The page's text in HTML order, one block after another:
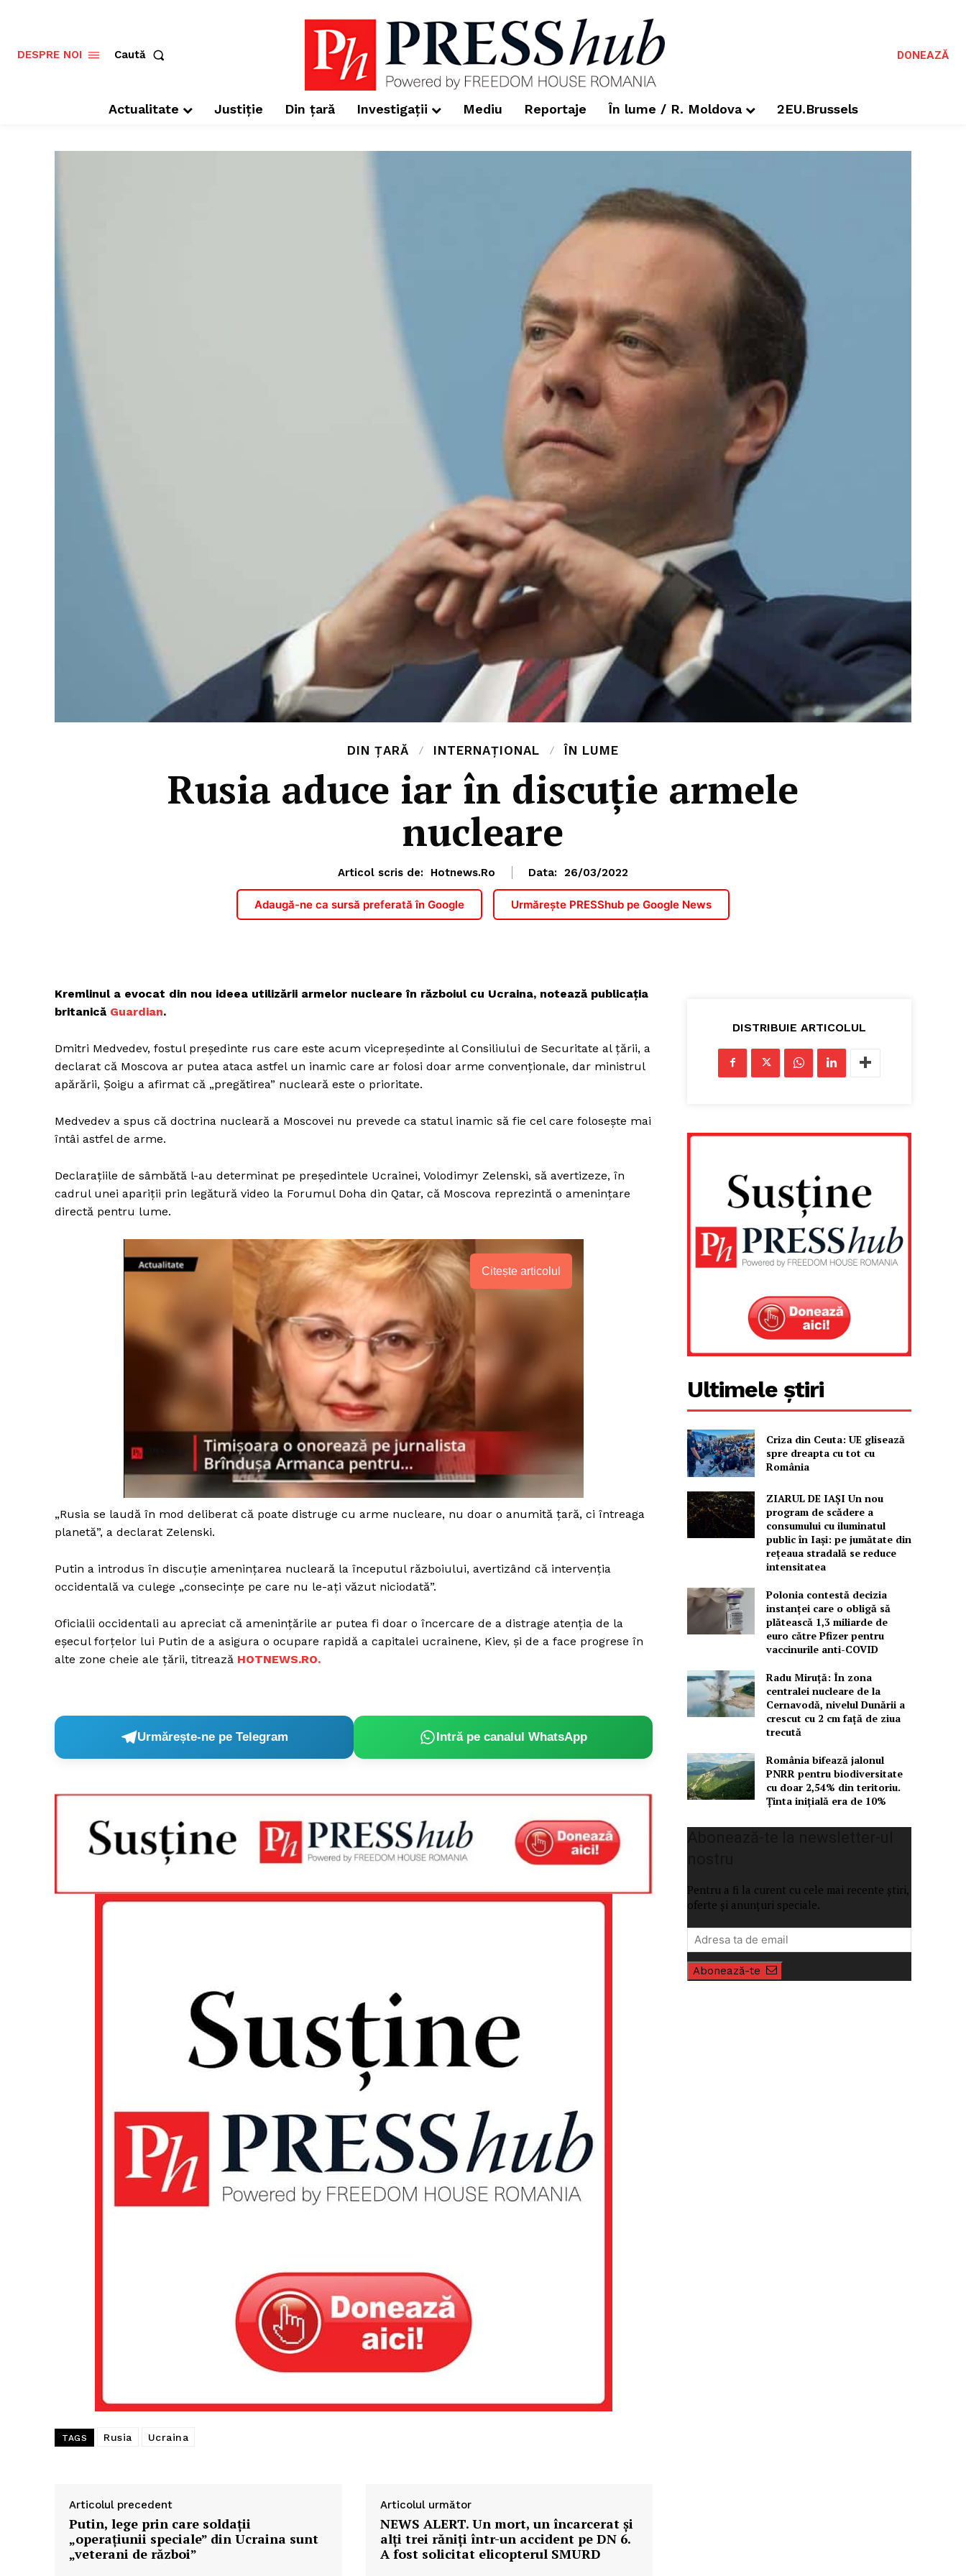
ROMÂNIA
PRESShub
Rețea
DESPRE NOI Caută DONEAZĂ
Actualitate Justiție Din țară Investigații Mediu Reportaje În lume / R. Moldova 2EU.Brussels
DIN ȚARĂ INTERNAȚIONAL ÎN LUME
Rusia aduce iar în discuție armele
nucleare
Articol scris de: Hotnews.ro Data: 26/03/2022
Adaugă-ne ca sursă preferată în Google Urmărește PRESShub pe Google News
Kremlinul a evocat din nou ideea utilizării armelor nucleare în războiul cu Ucraina, notează publicația
britanică Guardian.
Dmitri Medvedev, fostul președinte rus care este acum vicepreședinte al Consiliului de Securitate al țării, a
declarat că Moscova ar putea ataca astfel un inamic care ar folosi doar arme convenționale, dar ministrul
apărării, Șoigu a afirmat că „pregătirea” nucleară este o prioritate.
Medvedev a spus că doctrina nucleară a Moscovei nu prevede ca statul inamic să fie cel care folosește mai
întâi astfel de arme.
Declarațiile de sâmbătă l-au determinat pe președintele Ucrainei, Volodimyr Zelenski, să avertizeze, în
cadrul unei apariții prin legătură video la Forumul Doha din Qatar, că Moscova reprezintă o amenințare
directă pentru lume.
Citește articolul
„Rusia se laudă în mod deliberat că poate distruge cu arme nucleare, nu doar o anumită țară, ci întreaga
planetă”, a declarat Zelenski.
Putin a introdus în discuție amenințarea nucleară la începutul războiului, avertizând că intervenția
occidentală va culege „consecințe pe care nu le-ați văzut niciodată”.
Oficialii occidentali au apreciat că amenințările ar putea fi doar o încercare de a distrage atenția de la
eșecul forțelor lui Putin de a asigura o ocupare rapidă a capitalei ucrainene, Kiev, și de a face progrese în
alte zone cheie ale țării, titrează HOTNEWS.RO.
Urmărește-ne pe Telegram Intră pe canalul WhatsApp
TAGS Rusia Ucraina
Articolul precedent
Putin, lege prin care soldații
„operațiunii speciale” din Ucraina sunt
„veterani de război”
Articolul următor
NEWS ALERT. Un mort, un încarcerat și
alți trei răniți într-un accident pe DN 6.
A fost solicitat elicopterul SMURD
DISTRIBUIE ARTICOLUL
Ultimele știri
Criza din Ceuta: UE glisează
spre dreapta cu tot cu
România
ZIARUL DE IAȘI Un nou
program de scădere a
consumului cu iluminatul
public în Iași: pe jumătate din
rețeaua stradală se reduce
intensitatea
Polonia contestă decizia
instanței care o obligă să
plătească 1,3 miliarde de
euro către Pfizer pentru
vaccinurile anti-COVID
Radu Miruţă: În zona
centralei nucleare de la
Cernavodă, nivelul Dunării a
crescut cu 2 cm faţă de ziua
trecută
România bifează jalonul
PNRR pentru biodiversitate
cu doar 2,54% din teritoriu.
Ținta inițială era de 10%
Pentru a fi la curent cu cele mai recente știri,
oferte și anunțuri speciale.
Abonează-te